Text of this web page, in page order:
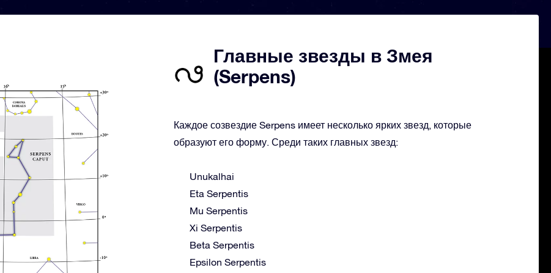
Главные звезды в Змея
(Serpens)
Каждое созвездие Serpens имеет несколько ярких звезд, которые
образуют его форму. Среди таких главных звезд:
Unukalhai
Eta Serpentis
Mu Serpentis
Xi Serpentis
Beta Serpentis
Epsilon Serpentis